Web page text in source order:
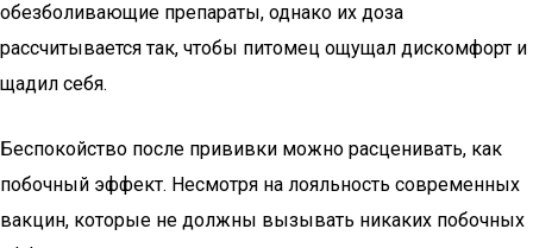
обезболивающие препараты, однако их доза
рассчитывается так, чтобы питомец ощущал дискомфорт и
щадил себя.
Беспокойство после прививки можно расценивать, как
побочный эффект. Несмотря на лояльность современных
вакцин, которые не должны вызывать никаких побочных